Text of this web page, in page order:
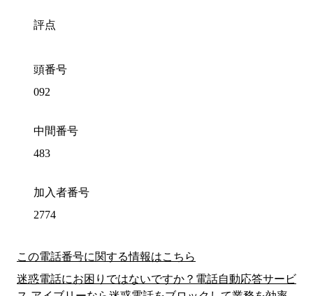
評点
頭番号
092
中間番号
483
加入者番号
2774
この電話番号に関する情報はこちら
迷惑電話にお困りではないですか？電話自動応答サービ